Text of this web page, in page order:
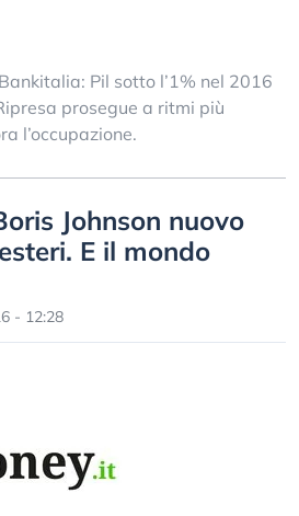
Pil sotto l’1% nel 2016
prosegue a ritmi più
l’occupazione.
Johnson nuovo
E il mondo
- 12:28